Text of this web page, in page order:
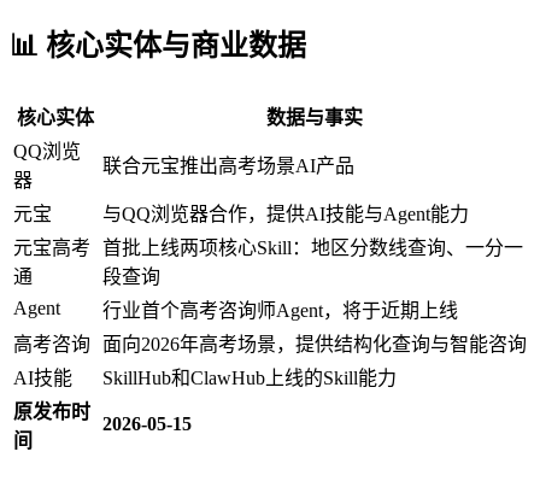
📊 核心实体与商业数据
核心实体
数据与事实
QQ浏览
器
联合元宝推出高考场景AI产品
元宝
与QQ浏览器合作，提供AI技能与Agent能力
元宝高考
通
首批上线两项核心Skill：地区分数线查询、一分一
段查询
Agent
行业首个高考咨询师Agent，将于近期上线
高考咨询
面向2026年高考场景，提供结构化查询与智能咨询
AI技能
SkillHub和ClawHub上线的Skill能力
原发布时
间
2026-05-15